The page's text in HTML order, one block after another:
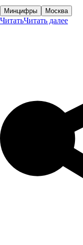
Минцифры Москва
ЧитатьЧитать далее